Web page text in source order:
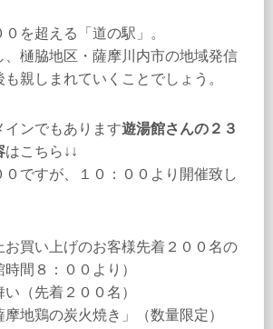
を超える「道の駅」。
、樋脇地区・薩摩川内市の地域発信
親しまれていくことでしょう。
インでもあります遊湯館さんの２３
はこちら↓↓
０ですが、１０：００より開催致し
買い上げのお客様先着２００名の
間８：００より）
（先着２００名）
地鶏の炭火焼き」（数量限定）